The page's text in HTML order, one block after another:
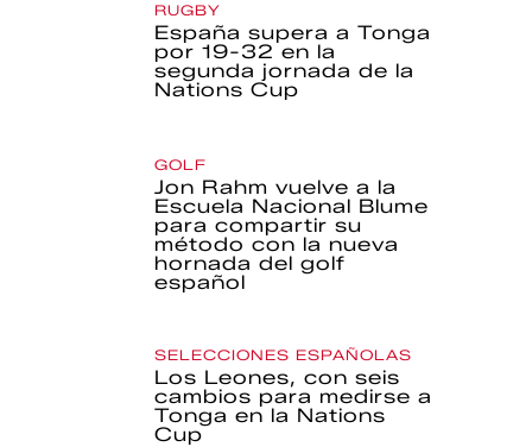
RUGBY
España supera a Tonga
por 19-32 en la
segunda jornada de la
Nations Cup
GOLF
Jon Rahm vuelve a la
Escuela Nacional Blume
para compartir su
método con la nueva
hornada del golf
español
SELECCIONES ESPAÑOLAS
Los Leones, con seis
cambios para medirse a
Tonga en la Nations
Cup